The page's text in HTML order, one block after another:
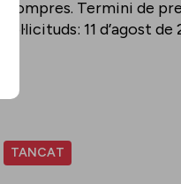
Compres. Termini de
sol·licituds: 11 d’agost
TANCAT